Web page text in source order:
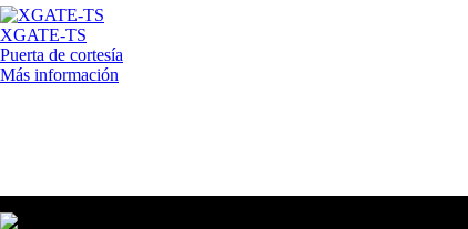
XGATE-TS
Puerta de cortesía
Más información